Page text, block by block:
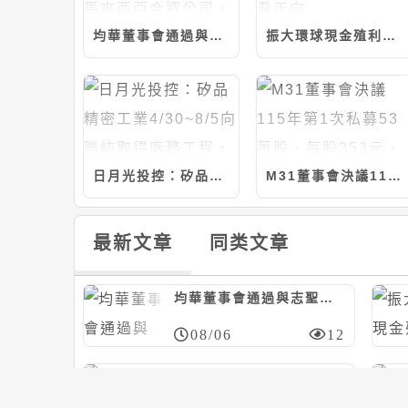
均華董事會通過與志聖等共同投資設立馬來西亞合資公司，計280萬美元/持股20% 振大環球現金殖利率近6%；今年營運看正向
日月光投控：矽品精密工業4/30~8/5向聯純取得廠務工程，計約9.37億元 M31董事會決議115年第1次私募53萬股、每股353元，應募人信驊
最新文章 同类文章
均華董事會通過與志聖等共同投資設立馬來西亞合資公司，計280萬美元/持股20%
08/06 12